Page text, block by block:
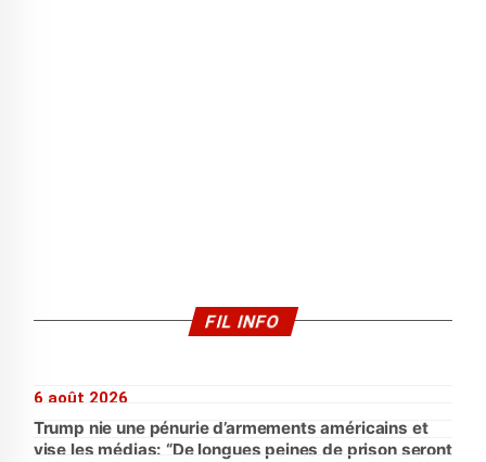
FIL INFO
6 août 2026
Trump nie une pénurie d’armements américains et
vise les médias: “De longues peines de prison seront